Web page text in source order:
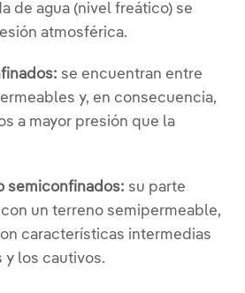
de agua (nivel freático) se
atmosférica.
se encuentran entre
y, en consecuencia,
a mayor presión que la
semiconfinados: su parte
un terreno semipermeable,
características intermedias
y los cautivos.